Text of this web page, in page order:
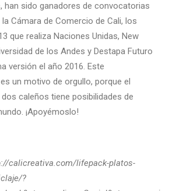
han sido ganadores de convocatorias
Cámara de Comercio de Cali, los
que realiza Naciones Unidas, New
de los Andes y Destapa Futuro
versión el año 2016. Este
un motivo de orgullo, porque el
caleños tiene posibilidades de
¡Apoyémoslo!
calicreativa.com/lifepack-platos-
?